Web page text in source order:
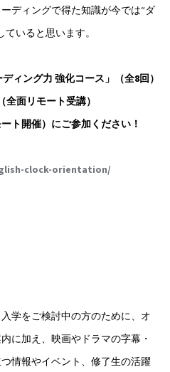
ディングで得た知識が今では“ダ
いると思います。
ィング力 強化コース」（全8回）
面リモート受講）
ト開催）にご参加ください！
clock-orientation/
学をご検討中の方のために、オ
に加え、映画やドラマの字幕・
情報やイベント、修了生の活躍